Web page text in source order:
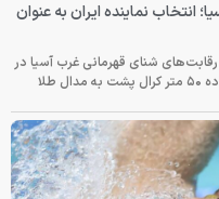
نماینده ایران به عنوان
شنای قهرمانی غرب آسیا در